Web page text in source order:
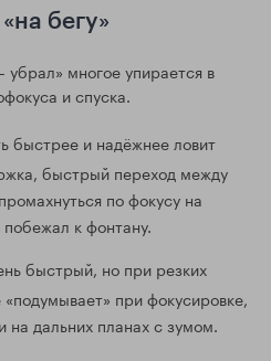
бегу»
многое упирается в
и спуска.
быстрее и надёжнее ловит
быстрый переход между
по фокусу на
к фонтану.
быстрый, но при резких
при фокусировке,
дальних планах с зумом.